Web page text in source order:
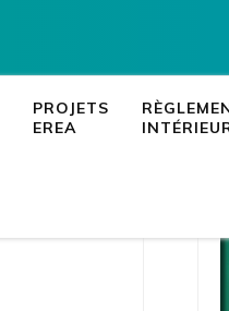
LEIA, le portail ENT NEO
PROJETS
EREA